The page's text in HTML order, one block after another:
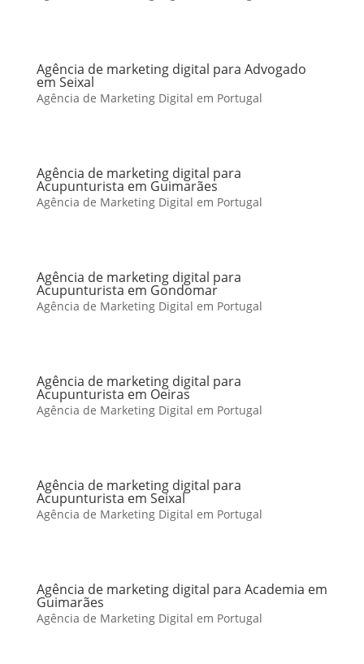
Agência de marketing digital para Advogado
em Seixal
Agência de Marketing Digital em Portugal
Agência de marketing digital para
Acupunturista em Guimarães
Agência de Marketing Digital em Portugal
Agência de marketing digital para
Acupunturista em Gondomar
Agência de Marketing Digital em Portugal
Agência de marketing digital para
Acupunturista em Oeiras
Agência de Marketing Digital em Portugal
Agência de marketing digital para
Acupunturista em Seixal
Agência de Marketing Digital em Portugal
Agência de marketing digital para Academia em
Guimarães
Agência de Marketing Digital em Portugal